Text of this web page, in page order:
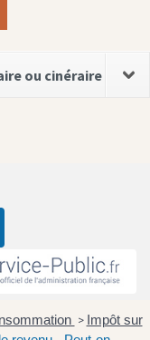
ou cinéraire
> Impôt sur